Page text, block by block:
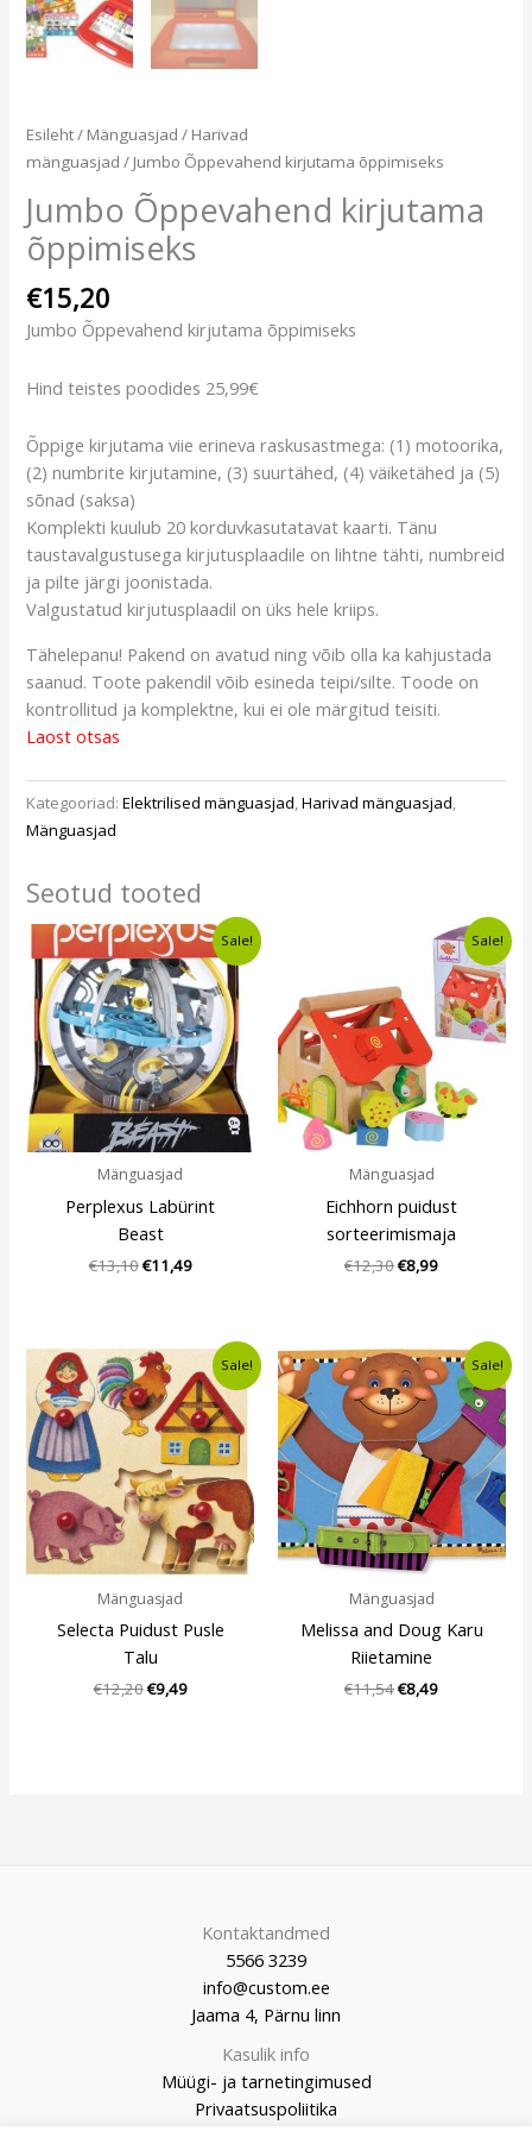
Esileht/ Mänguasjad / Harivad
mänguasjad / Jumbo Õppevahend kirjutama õppimiseks
Jumbo Õppevahend kirjutama
õppimiseks
€15,20
Jumbo Õppevahend kirjutama õppimiseks
Hind teistes poodides 25,99€
Õppige kirjutama viie erineva raskusastmega: (1) motoorika,
(2) numbrite kirjutamine, (3) suurtähed, (4) väiketähed ja (5)
sõnad (saksa)
Komplekti kuulub 20 korduvkasutatavat kaarti. Tänu
taustavalgustusega kirjutusplaadile on lihtne tähti, numbreid
ja pilte järgi joonistada.
Valgustatud kirjutusplaadil on üks hele kriips.
Tähelepanu! Pakend on avatud ning võib olla ka kahjustada
saanud. Toote pakendil võib esineda teipi/silte. Toode on
kontrollitud ja komplektne, kui ei ole märgitud teisiti.
Laost otsas
Kategooriad:Elektrilised mänguasjad,Harivad mänguasjad,
Mänguasjad
Seotud tooted
Sale!
Mänguasjad
Perplexus Labürint
Beast
€13,10
Algne
hind
oli:
€13,10.
€11,49
Current
price
is:
€11,49.
Sale!
Mänguasjad
Eichhorn puidust
sorteerimismaja
€12,30
Algne
€12,30.
€8,99
Current
price
is:
€8,99.
Sale!
Mänguasjad
Selecta Puidust Pusle
Talu
€12,20
Algne
hind
oli:
€12,20.
€9,49
Current
price
is:
€9,49.
Sale!
Mänguasjad
Melissa and Doug Karu
Riietamine
€11,54
Algne
hind
oli:
€11,54.
€8,49
Current
price
is:
€8,49.
Kontaktandmed
5566 3239
info@custom.ee
Jaama 4, Pärnu linn
Kasulik info
Müügi- ja tarnetingimused
Privaatsuspoliitika